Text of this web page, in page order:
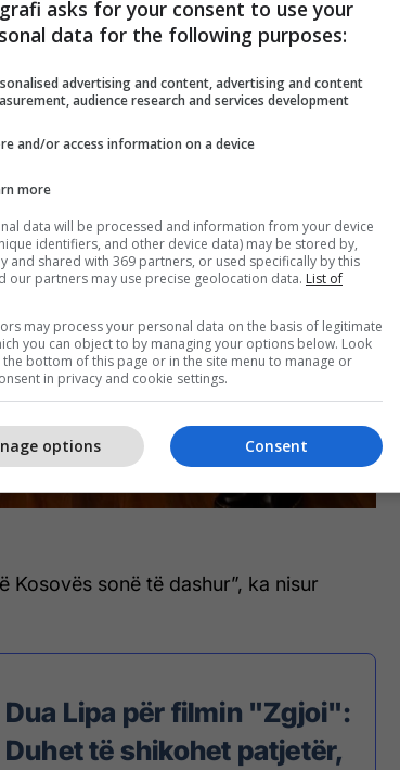
Kosovës sonë të dashur”, ka nisur
Dua Lipa për filmin "Zgjoi":
Duhet të shikohet patjetër,
asks for your consent to use your
data for the following purposes:
advertising and content, advertising and content
audience research and services development
and/or access information on a device
more
data will be processed and information from your device
identifiers, and other device data) may be stored by,
and shared with 369 partners, or used specifically by this
our partners may use precise geolocation data. List of
may process your personal data on the basis of legitimate
you can object to by managing your options below. Look
bottom of this page or in the site menu to manage or
in privacy and cookie settings.
Consent
options